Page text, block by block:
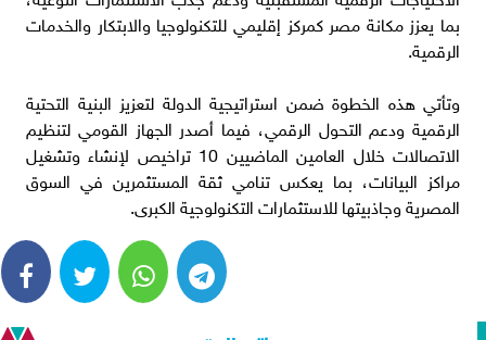
بما يعزز مكانة مصر كمركز إقليمي للتكنولوجيا والابتكار والخدمات
الرقمية.
وتأتي هذه الخطوة ضمن استراتيجية الدولة لتعزيز البنية التحتية
الرقمية ودعم التحول الرقمي، فيما أصدر الجهاز القومي لتنظيم
الاتصالات خلال العامين الماضيين 10 تراخيص لإنشاء وتشغيل
مراكز البيانات، بما يعكس تنامي ثقة المستثمرين في السوق
المصرية وجاذبيتها للاستثمارات التكنولوجية الكبرى.